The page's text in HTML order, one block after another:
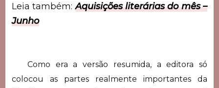
Leia também:Aquisições literárias do mês –
Junho
Como era a versão resumida, a editora só
colocou as partes realmente importantes da